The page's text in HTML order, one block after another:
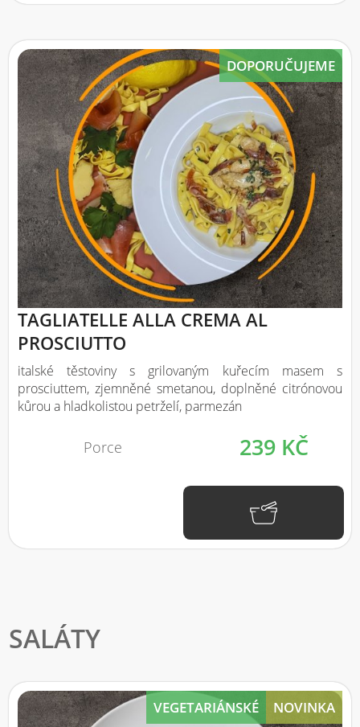
DOPORUČUJEME
TAGLIATELLE ALLA CREMA AL
PROSCIUTTO
italské těstoviny s grilovaným kuřecím masem s
prosciuttem, zjemněné smetanou, doplněné citrónovou
kůrou a hladkolistou petrželí, parmezán
Porce 239 KČ
SALÁTY
NOVINKA
VEGETARIÁNSKÉ